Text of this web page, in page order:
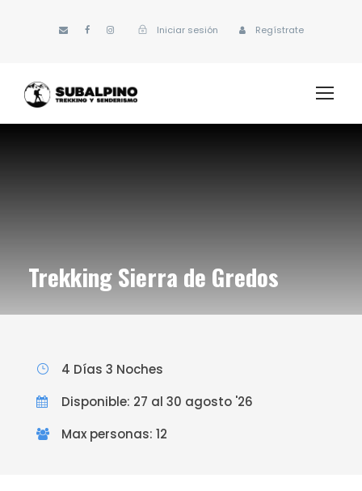
Iniciar sesión Regístrate
Trekking Sierra de Gredos
4 Días 3 Noches
Disponible: 27 al 30 agosto '26
Max personas: 12